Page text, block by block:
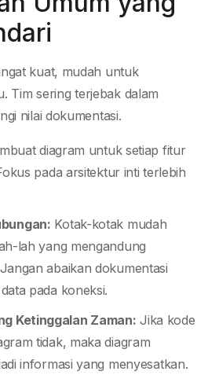
kuat, mudah untuk
Tim sering terjebak dalam
nilai dokumentasi.
diagram untuk setiap fitur
pada arsitektur inti terlebih
Kotak-kotak mudah
lah yang mengandung
abaikan dokumentasi
pada koneksi.
Ketinggalan Zaman: Jika kode
tidak, maka diagram
informasi yang menyesatkan.